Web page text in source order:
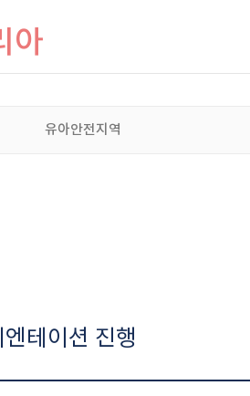
아
유아안전지역
테이션 진행